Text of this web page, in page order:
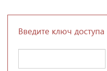
Введите ключ доступа